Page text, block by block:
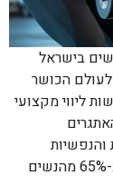
בישראל
הכושר
ליווי מקצועי
והנפשיות
שמלוות נשים בעולם הכושר. מחקרים מראים שכ-65% מהנשים